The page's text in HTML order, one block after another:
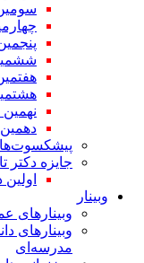
سومین
نهمین
دهمین
جایزه دکتر تاتا
اولین
وبینار
وبینارهای
وبینارهای
مدرسه‌ای